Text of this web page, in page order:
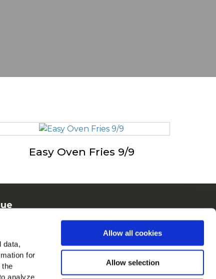
data,
for
the
analyze
Allow all cookies
Allow selection
Easy Oven Fries 9/9
en Europe
les pays